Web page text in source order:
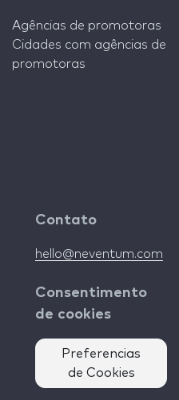
Agências de promotoras
Cidades com agências de
promotoras
Contato
hello@neventum.com
Consentimento
de cookies
Preferencias
de Cookies